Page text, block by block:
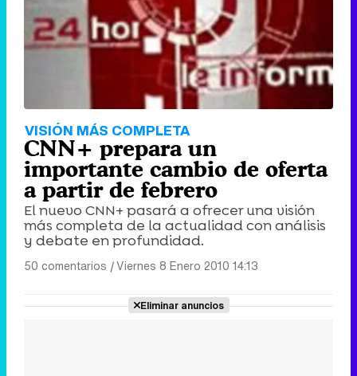
VISIÓN MÁS COMPLETA
CNN+ prepara un
importante cambio de oferta
a partir de febrero
El nuevo CNN+ pasará a ofrecer una visión
más completa de la actualidad con análisis
y debate en profundidad.
50 comentarios |Viernes 8 Enero 2010 14:13
Eliminar anuncios